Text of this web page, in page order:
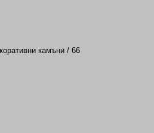
камъни / 66